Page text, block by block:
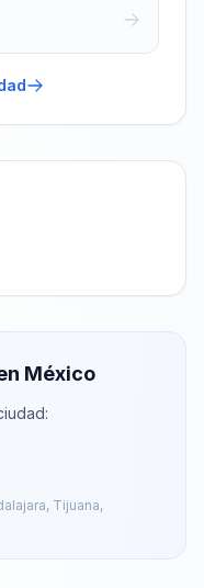
México
Tijuana,